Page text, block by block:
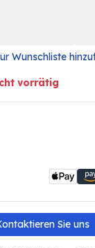
Wunschliste
vorrätig
Sie uns